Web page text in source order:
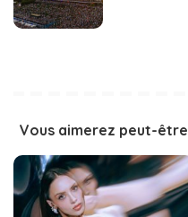
Vous aimerez peut-être